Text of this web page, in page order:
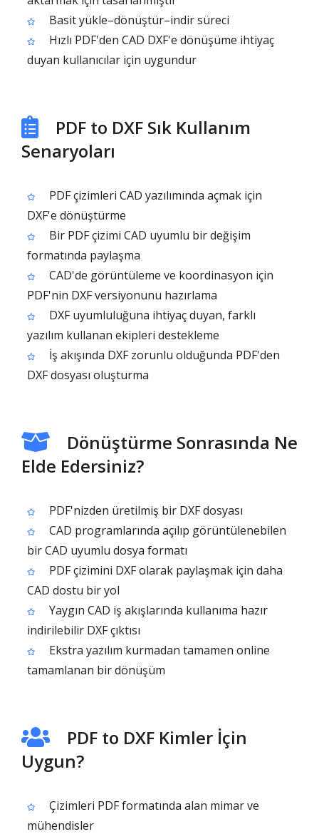
Basit yükle–dönüştür–indir süreci
Hızlı PDF'den CAD DXF'e dönüşüme ihtiyaç
duyan kullanıcılar için uygundur
PDF to DXF Sık Kullanım
Senaryoları
PDF çizimleri CAD yazılımında açmak için
DXF'e dönüştürme
Bir PDF çizimi CAD uyumlu bir değişim
formatında paylaşma
CAD'de görüntüleme ve koordinasyon için
PDF'nin DXF versiyonunu hazırlama
DXF uyumluluğuna ihtiyaç duyan, farklı
yazılım kullanan ekipleri destekleme
İş akışında DXF zorunlu olduğunda PDF'den
DXF dosyası oluşturma
Dönüştürme Sonrasında Ne
Elde Edersiniz?
PDF'nizden üretilmiş bir DXF dosyası
CAD programlarında açılıp görüntülenebilen
bir CAD uyumlu dosya formatı
PDF çizimini DXF olarak paylaşmak için daha
CAD dostu bir yol
Yaygın CAD iş akışlarında kullanıma hazır
indirilebilir DXF çıktısı
Ekstra yazılım kurmadan tamamen online
tamamlanan bir dönüşüm
PDF to DXF Kimler İçin
Uygun?
Çizimleri PDF formatında alan mimar ve
mühendisler